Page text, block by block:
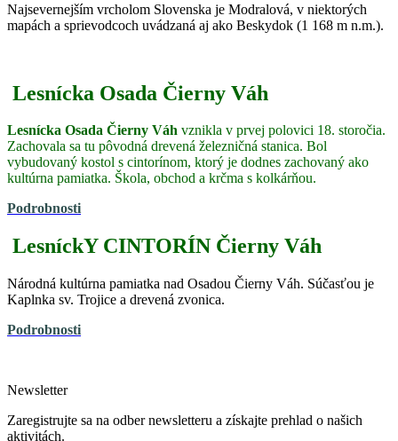
Najsevernejším vrcholom Slovenska je Modralová, v niektorých
mapách a sprievodcoch uvádzaná aj ako Beskydok (1 168 m n.m.).
Lesnícka Osada Čierny Váh
Lesnícka Osada Čierny Váh vznikla v prvej polovici 18. storočia.
Zachovala sa tu pôvodná drevená železničná stanica. Bol
vybudovaný kostol s cintorínom, ktorý je dodnes zachovaný ako
kultúrna pamiatka. Škola, obchod a krčma s kolkárňou.
Podrobnosti
LesníckY CINTORÍN Čierny Váh
Národná kultúrna pamiatka nad Osadou Čierny Váh. Súčasťou je
Kaplnka sv. Trojice a drevená zvonica.
Podrobnosti
Newsletter
Zaregistrujte sa na odber newsletteru a získajte prehlad o našich
aktivitách.